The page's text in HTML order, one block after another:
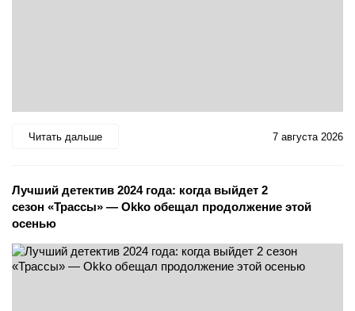
Читать дальше 7 августа 2026
Лучший детектив 2024 года: когда выйдет 2
сезон «Трассы» — Okko обещал продолжение этой
осенью